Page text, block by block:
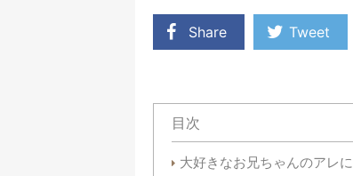
Share Tweet
目次
大好きなお兄ちゃんのアレに